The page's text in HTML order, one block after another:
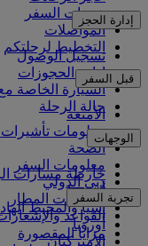
خدمات السفر
المواصلات
التخطيط لرحلتكم
إدارة الحجز
تسجيل الوصول
إدارة الحجوزات
السيارة الخاصة
حالة الرحلة
قبل السفر
الأمتعة
معلومات
الصحة
معلومات السفر
دبي الدولي
مواصلات المطار
القواعد
الوجهات
خارطة مسارات
أفريقيا
آسيا والمحيط
أوروبا
الأميركتان
تجربة السفر
مزايا المقصورة